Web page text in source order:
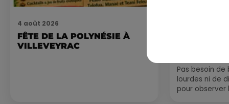
4 août 2026
FÊTE DE LA POLYNÉSIE À
VILLEVEYRAC
Pas besoin
lourdes ni de
pour observer